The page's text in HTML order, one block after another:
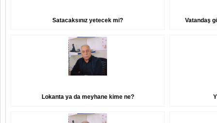
Satacaksınız yetecek mi? Vatandaş
Lokanta ya da meyhane kime ne?